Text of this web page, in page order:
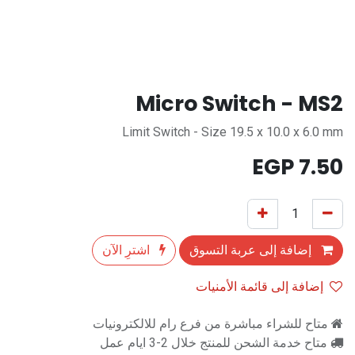
Micro Switch - MS2
Limit Switch - Size 19.5 x 10.0 x 6.0 mm
7.50
إضافة إلى عربة التسوق
اشترِ الآن
إضافة إلى قائمة الأمنيات
متاح للشراء مباشرة من فرع رام للالكترونيات
متاح خدمة الشحن للمنتج خلال 2-3 ايام عمل